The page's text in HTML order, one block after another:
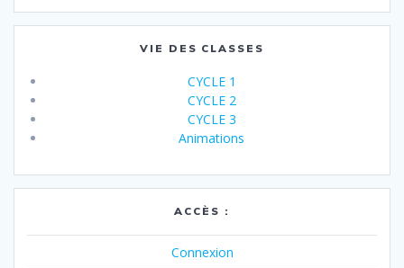
VIE DES CLASSES
CYCLE 1
CYCLE 2
CYCLE 3
Animations
ACCÈS :
Connexion